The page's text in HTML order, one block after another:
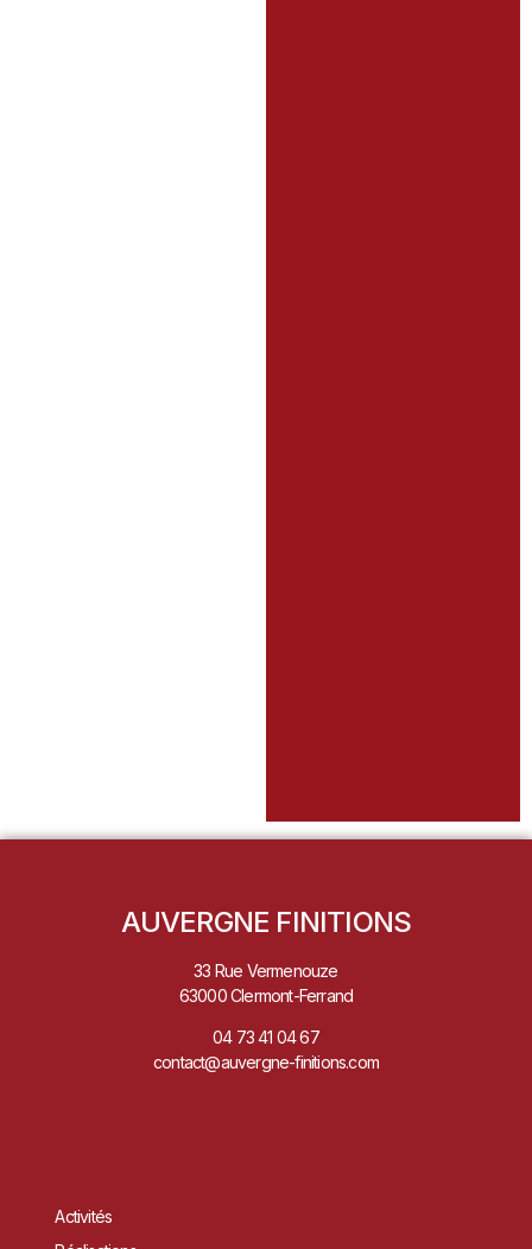
AUVERGNE FINITIONS
33 Rue Vermenouze
63000 Clermont-Ferrand
04 73 41 04 67
contact@auvergne-finitions.com
Activités